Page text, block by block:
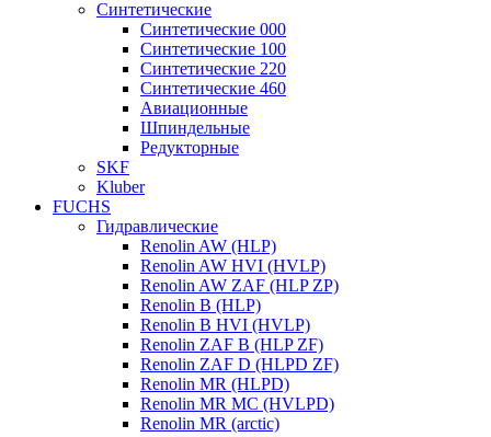
Синтетические
Синтетические 000
Синтетические 100
Синтетические 220
Синтетические 460
Авиационные
Шпиндельные
Редукторные
SKF
Kluber
FUCHS
Гидравлические
Renolin AW (HLP)
Renolin AW HVI (HVLP)
Renolin AW ZAF (HLP ZP)
Renolin B (HLP)
Renolin B HVI (HVLP)
Renolin ZAF B (HLP ZF)
Renolin ZAF D (HLPD ZF)
Renolin MR (HLPD)
Renolin MR MC (HVLPD)
Renolin MR (arctic)